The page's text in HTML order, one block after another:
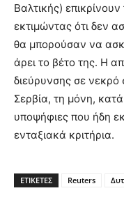
Βαλτικής)
εκτιμώντας ότι δεν
θα μπορούσαν να
άρει το βέτο της. Η
διεύρυνσης σε νεκρό
Σερβία, τη μόνη,
υποψήφιες που ήδη
ενταξιακά κριτήρια.
ΕΤΙΚΕΤΕΣ Reuters